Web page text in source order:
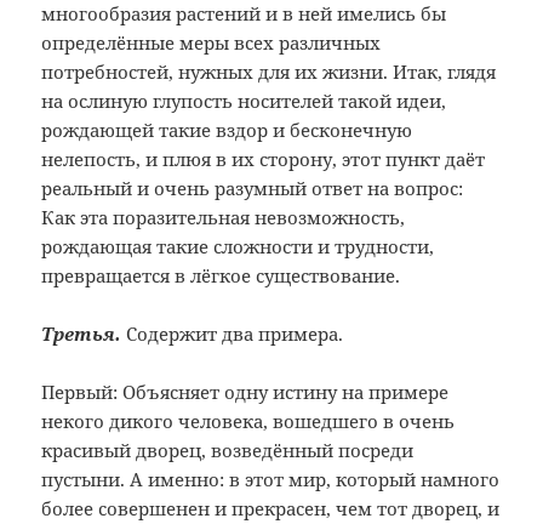
многообразия растений и в ней имелись бы
определённые меры всех различных
потребностей, нужных для их жизни. Итак, глядя
на ослиную глупость носителей такой идеи,
рождающей такие вздор и бесконечную
нелепость, и плюя в их сторону, этот пункт даёт
реальный и очень разумный ответ на вопрос:
Как эта поразительная невозможность,
рождающая такие сложности и трудности,
превращается в лёгкое существование.
Третья. Содержит два примера.
Первый: Объясняет одну истину на примере
некого дикого человека, вошедшего в очень
красивый дворец, возведённый посреди
пустыни. А именно: в этот мир, который намного
более совершенен и прекрасен, чем тот дворец, и